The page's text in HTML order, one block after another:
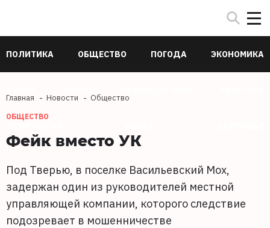
ПОЛИТИКА ОБЩЕСТВО ПОГОДА ЭКОНОМИКА
Главная Новости Общество
ОБЩЕСТВО
Фейк вместо УК
Под Тверью, в поселке Васильевский Мох,
задержан один из руководителей местной
управляющей компании, которого следствие
подозревает в мошенничестве